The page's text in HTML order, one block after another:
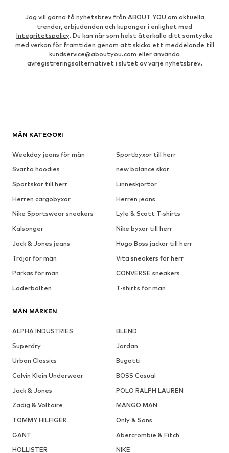
Jag vill gärna få nyhetsbrev från ABOUT YOU om aktuella
trender, erbjudanden och kuponger i enlighet med
Integritetspolicy. Du kan när som helst återkalla ditt samtycke
med verkan för framtiden genom att skicka ett meddelande till
kundservice@aboutyou.com eller använda
avregistreringsalternativet i slutet av varje nyhetsbrev.
MÄN KATEGORI
Weekday jeans för män
Sportbyxor till herr
Svarta hoodies
new balance skor
Sportskor till herr
Linneskjortor
Herren cargobyxor
Herren jeans
Nike Sportswear sneakers
Lyle & Scott T-shirts
Kalsonger
Nike byxor till herr
Jack & Jones jeans
Hugo Boss jackor till herr
Tröjor för män
Vita sneakers för herr
Parkas för män
CONVERSE sneakers
Läderbälten
T-shirts för män
MÄN MÄRKEN
ALPHA INDUSTRIES
BLEND
Superdry
Jordan
Urban Classics
Bugatti
Calvin Klein Underwear
BOSS Casual
Jack & Jones
POLO RALPH LAUREN
Zadig & Voltaire
MANGO MAN
TOMMY HILFIGER
Only & Sons
GANT
Abercrombie & Fitch
HOLLISTER
NIKE